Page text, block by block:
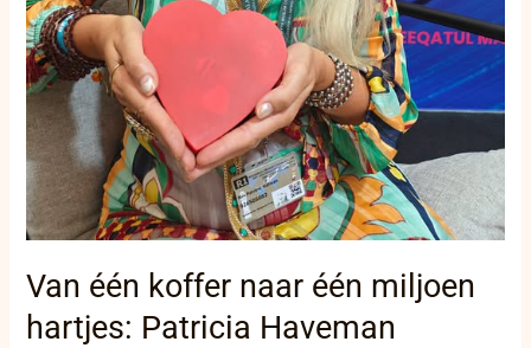
Van één koffer naar één miljoen
hartjes: Patricia Haveman